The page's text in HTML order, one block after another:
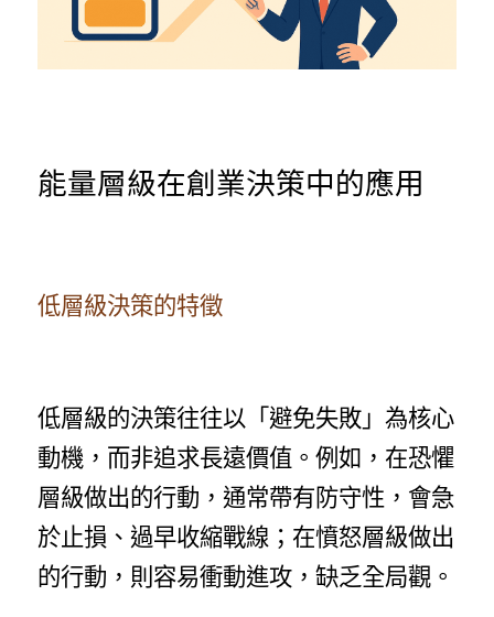
能量層級在創業決策中的應用
低層級決策的特徵
低層級的決策往往以「避免失敗」為核心
動機，而非追求長遠價值。例如，在恐懼
層級做出的行動，通常帶有防守性，會急
於止損、過早收縮戰線；在憤怒層級做出
的行動，則容易衝動進攻，缺乏全局觀。